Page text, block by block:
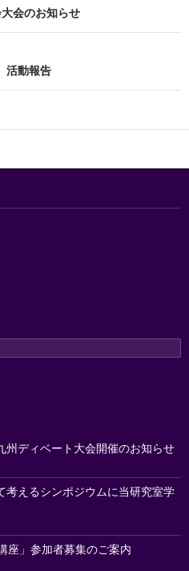
会のお知らせ
活動報告
州ディベート大会開催のお知らせ
考えるシンポジウムに当研究室学
座」参加者募集のご案内